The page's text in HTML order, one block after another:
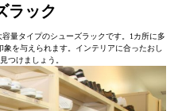
ラック
量タイプのシューズラックです。1カ所に多
を与えられます。インテリアに合ったおし
つけましょう。